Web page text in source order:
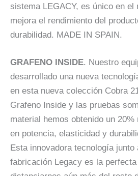
sistema LEGACY, es único en el
mejora el rendimiento del
durabilidad. MADE IN SPAIN.
GRAFENO INSIDE. Nuestro
desarrollado una nueva
en esta nueva colección Cobra
Grafeno Inside y las pruebas
material hemos obtenido un
en potencia, elasticidad y
Esta innovadora tecnología
fabricación Legacy es la